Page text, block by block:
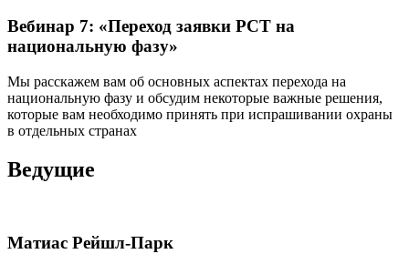
Вебинар 7: «Переход заявки PCT на
национальную фазу»
Мы расскажем вам об основных аспектах перехода на
национальную фазу и обсудим некоторые важные решения,
которые вам необходимо принять при испрашивании охраны
в отдельных странах
Ведущие
Матиас Рейшл-Парк